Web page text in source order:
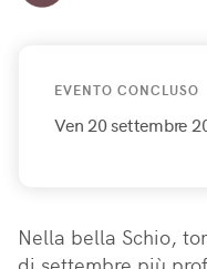
EVENTO CONCLUSO
Ven 20 settembre
Nella bella Schio,